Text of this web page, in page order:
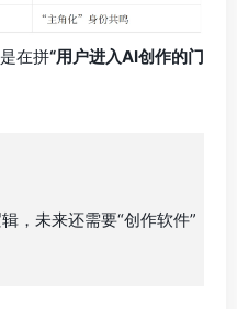
在拼“用户进入AI创作的门
，未来还需要“创作软件”